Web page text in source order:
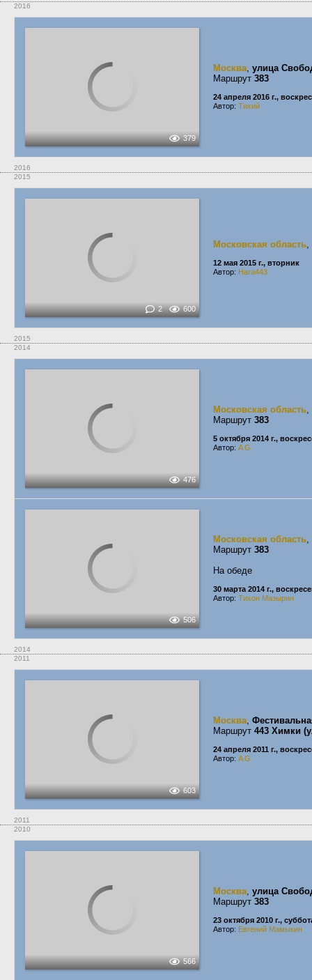
2016
379
Москва, улица
Маршрут 383
24 апреля 2016 г.,
Автор: Тихий
2016
2015
2 600
Московская область,
12 мая 2015 г., вторник
Автор: Hara443
2015
2014
476
Московская область,
Маршрут 383
5 октября 2014 г.,
Автор: A G
506
Московская область,
Маршрут 383
На обеде
30 марта 2014 г.,
Автор: Тихон Мазырин
2014
2011
603
Москва,
Маршрут 443 Химки
24 апреля 2011 г.,
Автор: A G
2011
2010
566
Москва, улица
Маршрут 383
23 октября 2010 г.,
Автор: Евгений Мамыкин